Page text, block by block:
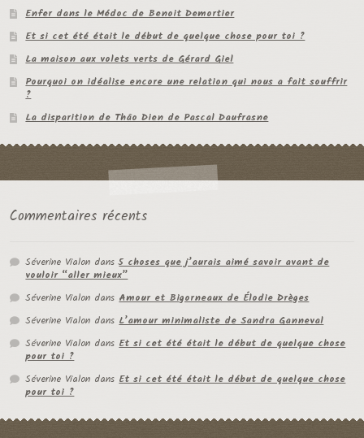
Enfer dans le Médoc de Benoit Demortier
Et si cet été était le début de quelque chose pour toi ?
La maison aux volets verts de Gérard Giel
Pourquoi on idéalise encore une relation qui nous a fait souffrir
?
La disparition de Thâo Dien de Pascal Daufrasne
Commentaires récents
Séverine Vialon dans5 choses que j’aurais aimé savoir avant de
vouloir “aller mieux”
Séverine Vialon dansAmour et Bigorneaux de Élodie Drèges
Séverine Vialon dansL’amour minimaliste de Sandra Ganneval
Séverine Vialon dansEt si cet été était le début de quelque chose
pour toi ?
Séverine Vialon dansEt si cet été était le début de quelque chose
pour toi ?